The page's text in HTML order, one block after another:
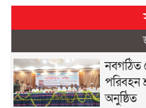
নবগঠিত
পরিবহন
অনুষ্ঠিত